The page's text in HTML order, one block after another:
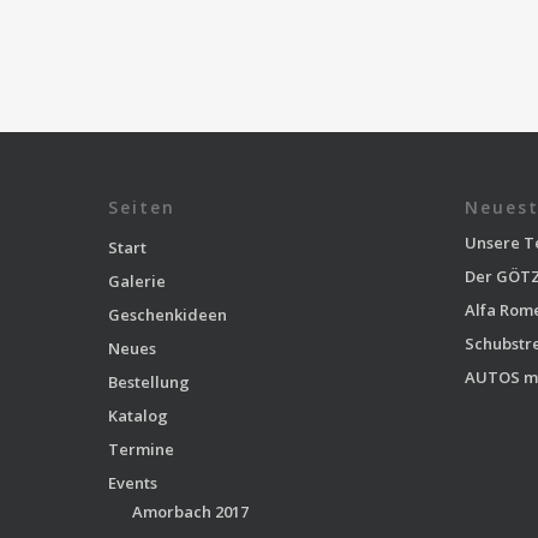
Seiten
Start
Galerie
Geschenkideen
Neues
Bestellung
Katalog
Termine
Events
Amorbach 2017
Unsere
Der
Alfa
AUTOS